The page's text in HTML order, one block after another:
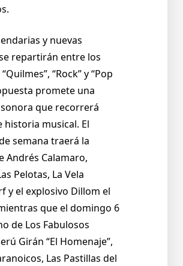
y nuevas
repartirán entre los
“Rock” y “Pop
promete una
que recorrerá
historia musical. El
semana traerá la
Andrés Calamaro,
Pelotas, La Vela
y el explosivo Dillom el
que el domingo 6
de Los Fabulosos
Girán “El Homenaje”,
Las Pastillas del